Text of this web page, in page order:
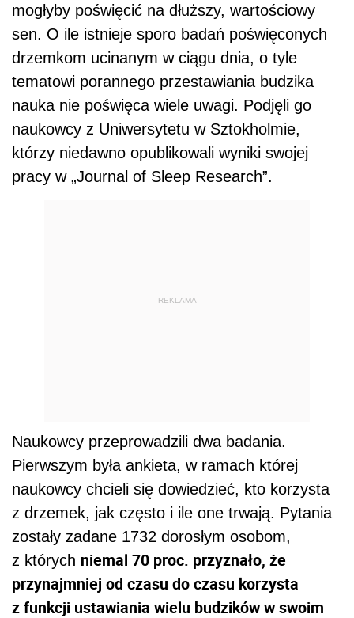
mogłyby poświęcić na dłuższy, wartościowy
sen. O ile istnieje sporo badań poświęconych
drzemkom ucinanym w ciągu dnia, o tyle
tematowi porannego przestawiania budzika
nauka nie poświęca wiele uwagi. Podjęli go
naukowcy z Uniwersytetu w Sztokholmie,
którzy niedawno opublikowali wyniki swojej
pracy w „Journal of Sleep Research”.
REKLAMA
Naukowcy przeprowadzili dwa badania.
Pierwszym była ankieta, w ramach której
naukowcy chcieli się dowiedzieć, kto korzysta
z drzemek, jak często i ile one trwają. Pytania
zostały zadane 1732 dorosłym osobom,
z których niemal 70 proc. przyznało, że
przynajmniej od czasu do czasu korzysta
z funkcji ustawiania wielu budzików w swoim